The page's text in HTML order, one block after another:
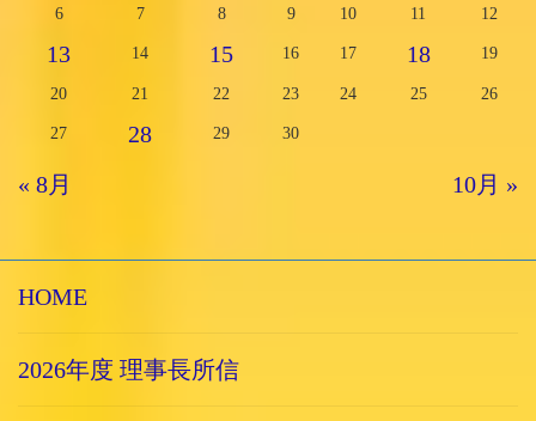
6
7 8 9 10 11 12
13 14 15 16 17 18 19
20 21 22 23 24 25 26
27 28 29 30
« 8月 10月 »
HOME
2026年度 理事長所信